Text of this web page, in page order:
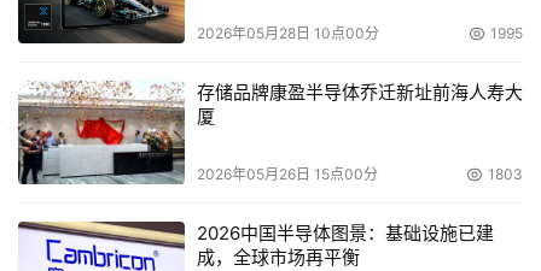
的一切都能完美地配合，但是这一天的来临至少要等到
记者：存储管理要在亚洲取得成功，最重要的因素是什
么？
作性。
2026年05月28日 10点00分 1995
存储品牌康盈半导体乔迁新址前海人寿大
厦
2026年05月26日 15点00分 1803
2026中国半导体图景：基础设施已建
成，全球市场再平衡